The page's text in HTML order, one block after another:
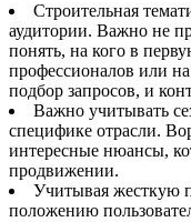
Строительная
аудитории. Важно не
понять, на кого в
профессионалов или
подбор запросов, и
Важно учитывать
специфике отрасли.
интересные нюансы,
продвижении.
Учитывая жесткую
положению